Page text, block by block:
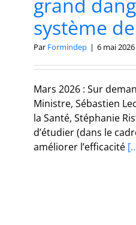
système
Par Formindep | 6 mai 2026
Mars 2026 : Sur
Ministre, Sébastien
la Santé, Stéphanie
d’étudier (dans le
améliorer l’efficacité